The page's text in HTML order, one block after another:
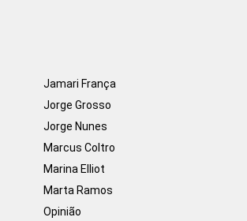
Jamari França
Jorge Grosso
Jorge Nunes
Marcus Coltro
Marina Elliot
Marta Ramos
Opinião